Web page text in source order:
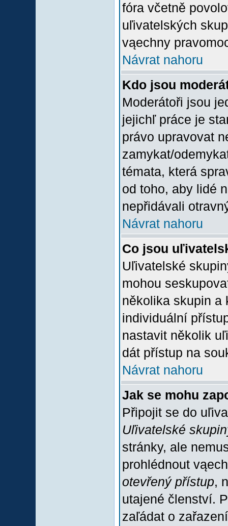
fóra včetně
uľivatelských
vąechny
Návrat nahoru
Kdo jsou
Moderátoři jsou
jejichľ práce je
právo upravovat
zamykat/
témata, která
od toho, aby lidé
nepřidávali
Návrat nahoru
Co jsou
Uľivatelské
mohou
několika skupin a
individuální
nastavit několik
dát přístup na
Návrat nahoru
Jak se mohu
Připojit se do
Uľivatelské
stránky, ale
prohlédnout
otevřený přístup,
utajené členství.
zaľádat o